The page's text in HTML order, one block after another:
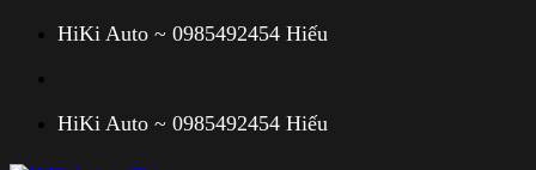
HiKi Auto ~ 0985492454 Hiếu
HiKi Auto ~ 0985492454 Hiếu